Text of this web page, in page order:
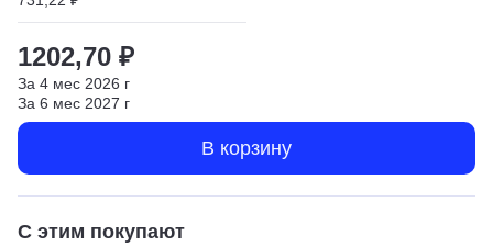
1202,70 ₽
За 4 мес 2026 г
За 6 мес 2027 г
В корзину
С этим покупают